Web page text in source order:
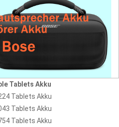
Tablets Akku
Tablets Akku
Tablets Akku
Tablets Akku